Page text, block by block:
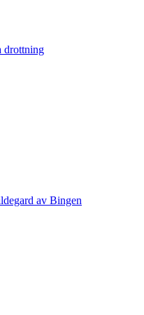
drottning
av Bingen